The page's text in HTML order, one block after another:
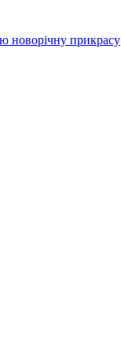
новорічну прикрасу